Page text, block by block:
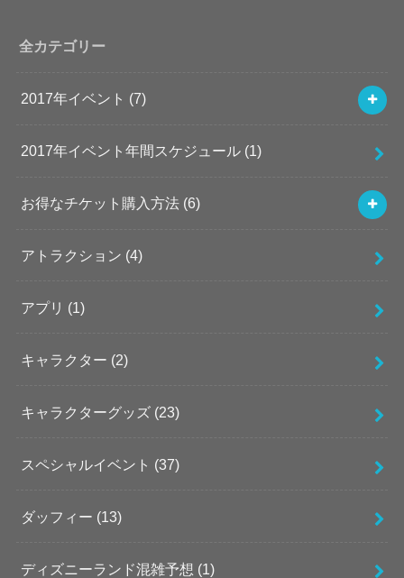
全カテゴリー
2017年イベント (7)
2017年イベント年間スケジュール (1)
お得なチケット購入方法 (6)
アトラクション (4)
アプリ (1)
キャラクター (2)
キャラクターグッズ (23)
スペシャルイベント (37)
ダッフィー (13)
ディズニーランド混雑予想 (1)